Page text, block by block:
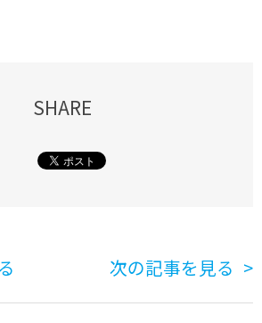
SHARE
次の記事を見る